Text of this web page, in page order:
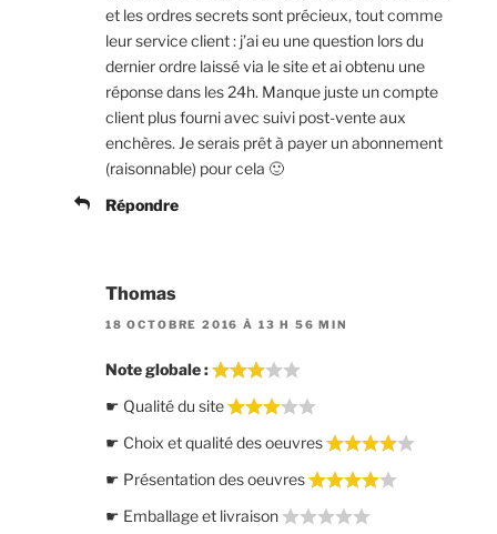
et les ordres secrets sont précieux, tout comme
leur service client : j’ai eu une question lors du
dernier ordre laissé via le site et ai obtenu une
réponse dans les 24h. Manque juste un compte
client plus fourni avec suivi post-vente aux
enchères. Je serais prêt à payer un abonnement
(raisonnable) pour cela 🙂
Répondre
Thomas
18 OCTOBRE 2016 À 13 H 56 MIN
Note globale :
☛ Qualité du site
☛ Choix et qualité des oeuvres
☛ Présentation des oeuvres
☛ Emballage et livraison